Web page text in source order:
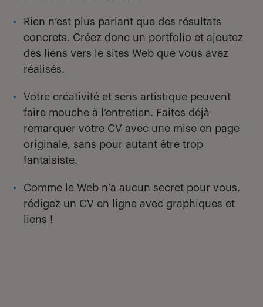
Rien n’est plus parlant que des résultats
concrets. Créez donc un portfolio et ajoutez
des liens vers le sites Web que vous avez
réalisés.
Votre créativité et sens artistique peuvent
faire mouche à l’entretien. Faites déjà
remarquer votre CV avec une mise en page
originale, sans pour autant être trop
fantaisiste.
Comme le Web n’a aucun secret pour vous,
rédigez un CV en ligne avec graphiques et
liens !